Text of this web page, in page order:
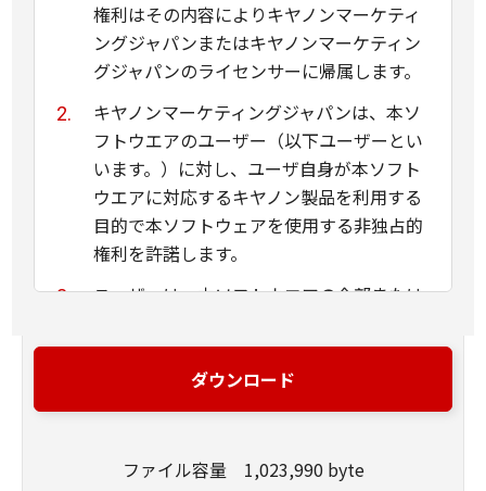
権利はその内容によりキヤノンマーケティ
ングジャパンまたはキヤノンマーケティン
グジャパンのライセンサーに帰属します。
キヤノンマーケティングジャパンは、本ソ
フトウエアのユーザー（以下ユーザーとい
います。）に対し、ユーザ自身が本ソフト
ウエアに対応するキヤノン製品を利用する
目的で本ソフトウェアを使用する非独占的
権利を許諾します。
ユーザーは、本ソフトウエアの全部または
リバース・エンジニアリング、逆コンパイ
ルまたは逆アセンブル等することならびに
これらの行為を第三者に許諾することはで
キヤノンマーケティングジャパンおよびキ
ダウンロード
ファイル容量 1,023,990 byte